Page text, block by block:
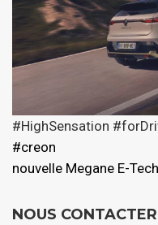
#HighSensation
#creon
nouvelle Megane E-
NOUS